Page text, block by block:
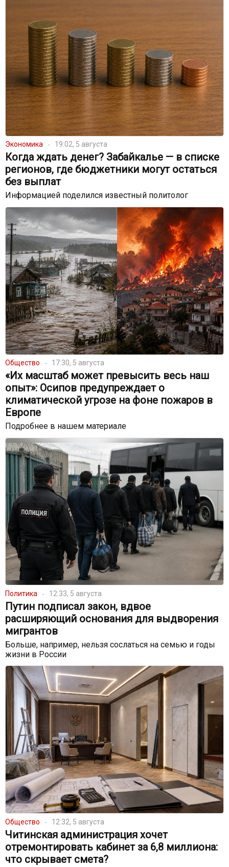
Экономика 19:02, 5 августа
Когда ждать денег? Забайкалье — в списке
регионов, где бюджетники могут остаться
без выплат
Информацией поделился известный политолог
Общество 17:30, 5 августа
«Их масштаб может превысить весь наш
опыт»: Осипов предупреждает о
климатической угрозе на фоне пожаров в
Европе
Подробнее в нашем материале
Политика 12:33, 5 августа
Путин подписал закон, вдвое
расширяющий основания для выдворения
мигрантов
Больше, например, нельзя сослаться на семью и годы
жизни в России
Общество 12:32, 5 августа
Читинская администрация хочет
отремонтировать кабинет за 6,8 миллиона:
что скрывает смета?